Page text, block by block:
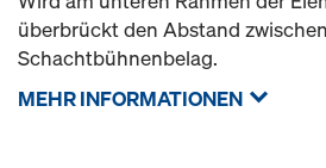
überbrückt den Abstand
Schachtbühnenbelag.
MEHR INFORMATIONEN